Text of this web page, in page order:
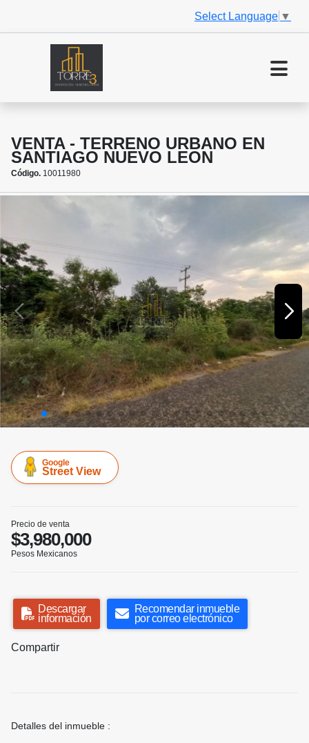
Select Language ▼
VENTA - TERRENO URBANO EN
SANTIAGO NUEVO LEON
Código. 10011980
Google
Street View
Precio de venta
$3,980,000
Pesos Mexicanos
Descargar
información
Recomendar inmueble
por correo electrónico
Compartir
Detalles del inmueble :